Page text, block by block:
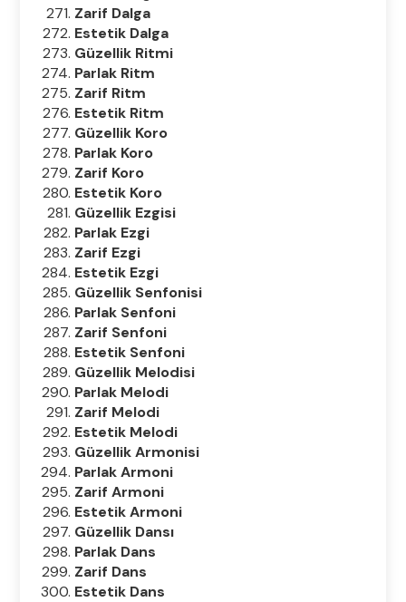
Zarif Dalga
Estetik Dalga
Güzellik Ritmi
Parlak Ritm
Zarif Ritm
Estetik Ritm
Güzellik Koro
Parlak Koro
Zarif Koro
Estetik Koro
Güzellik Ezgisi
Parlak Ezgi
Zarif Ezgi
Estetik Ezgi
Güzellik Senfonisi
Parlak Senfoni
Zarif Senfoni
Estetik Senfoni
Güzellik Melodisi
Parlak Melodi
Zarif Melodi
Estetik Melodi
Güzellik Armonisi
Parlak Armoni
Zarif Armoni
Estetik Armoni
Güzellik Dansı
Parlak Dans
Zarif Dans
Estetik Dans